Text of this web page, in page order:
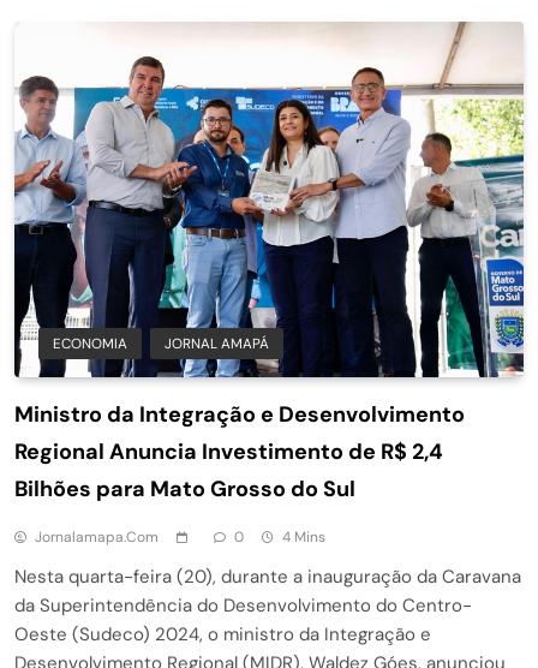
ECONOMIA JORNAL AMAPÁ
Ministro da Integração e Desenvolvimento
Regional Anuncia Investimento de R$ 2,4
Bilhões para Mato Grosso do Sul
Jornalamapa.com 0 4 Mins
Nesta quarta-feira (20), durante a inauguração da Caravana
da Superintendência do Desenvolvimento do Centro-
Oeste (Sudeco) 2024, o ministro da Integração e